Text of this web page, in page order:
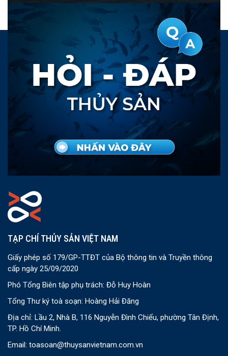
TẠP CHÍ THỦY SẢN VIỆT NAM
Giấy phép số 179/GP-TTĐT của Bộ thông tin và Truyền thông
cấp ngày 25/09/2020
Phó Tổng Biên tập phụ trách: Đỗ Huy Hoàn
Tổng Thư ký toà soạn: Hoàng Hải Đăng
Địa chỉ: Lầu 2, Nhà B, 116 Nguyễn Đình Chiểu, phường Tân Định,
TP. Hồ Chí Minh.
Email: toasoan@thuysanvietnam.com.vn